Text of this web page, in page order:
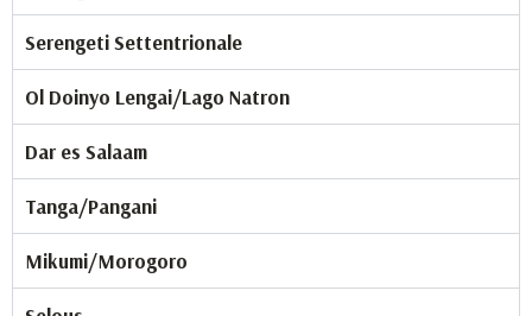
Serengeti Settentrionale
Ol Doinyo Lengai/Lago Natron
Dar es Salaam
Tanga/Pangani
Mikumi/Morogoro